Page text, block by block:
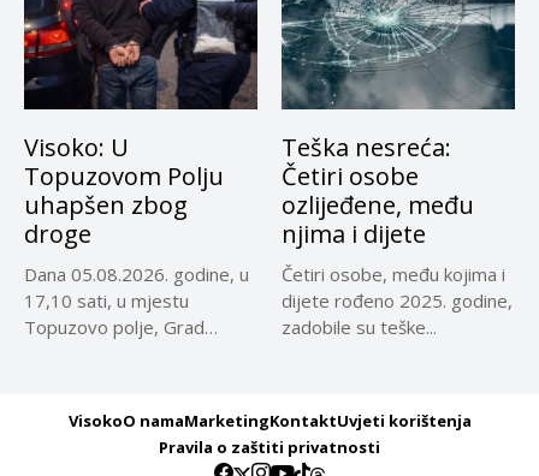
Visoko: U
Topuzovom Polju
uhapšen zbog
droge
Dana 05.08.2026. godine, u
17,10 sati, u mjestu
Topuzovo polje, Grad
Teška nesreća:
Četiri osobe
ozlijeđene, među
njima i dijete
Četiri osobe, među kojima i
dijete rođeno 2025. godine,
zadobile su teške...
VisokoO namaMarketingKontaktUvjeti korištenja
Pravila o zaštiti privatnosti